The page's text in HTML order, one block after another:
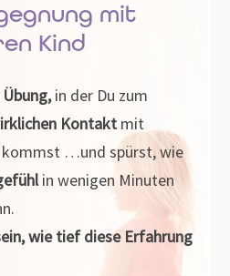
mit
Kind
in der Du zum
Kontakt mit
kommst …und spürst, wie
in wenigen Minuten
wie tief diese Erfahrung